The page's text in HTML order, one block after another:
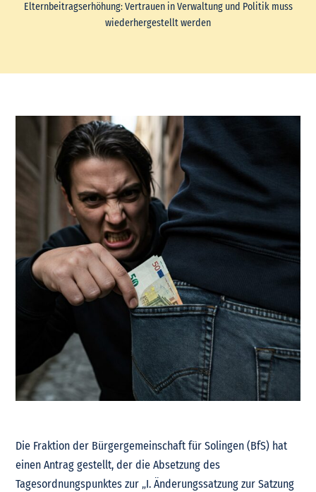
Elternbeitragserhöhung: Vertrauen in Verwaltung und Politik muss
wiederhergestellt werden
Die Fraktion der Bürgergemeinschaft für Solingen (BfS) hat
einen Antrag gestellt, der die Absetzung des
Tagesordnungspunktes zur „I. Änderungssatzung zur Satzung